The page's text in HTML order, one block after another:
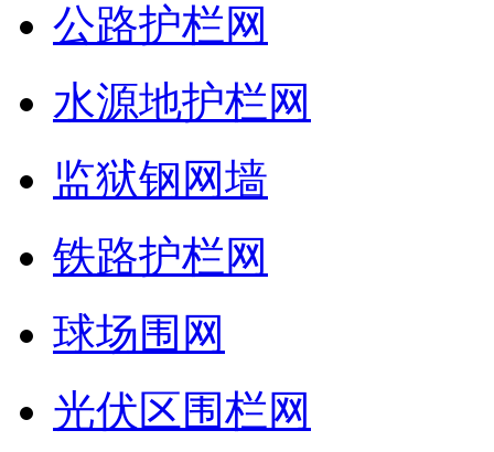
公路护栏网
水源地护栏网
监狱钢网墙
铁路护栏网
球场围网
光伏区围栏网